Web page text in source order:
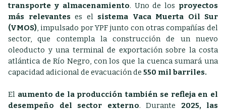
transporte y almacenamiento. Uno de los proyectos
más relevanteses el sistema Vaca Muerta Oil Sur
(VMOS), impulsado por YPF junto con otras compañías del
sector, que contempla la construcción de un nuevo
oleoducto y una terminal de exportación sobre la costa
atlántica de Río Negro, con los que la cuenca sumará una
capacidad adicional de evacuación de 550 mil barriles.
El aumento de la producción también se refleja en el
desempeño del sector externo. Durante 2025, las